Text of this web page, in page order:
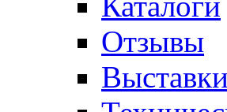
Отзывы
Выставки